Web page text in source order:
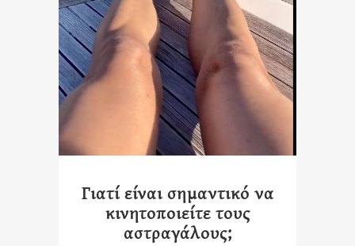
Γιατί είναι σημαντικό να
κινητοποιείτε τους
αστραγάλους;